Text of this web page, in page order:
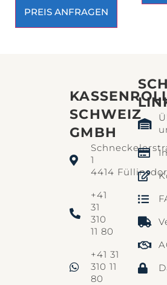
PREIS ANFRAGEN
SCHWEIZ
GMBH
1
4414
+41
31
310
11 80
+41 31
310 11
80